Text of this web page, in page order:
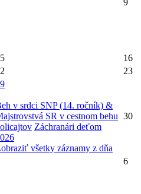
9
16
23
v srdci SNP (14. ročník) &
SR v cestnom behu
Záchranári deťom
všetky záznamy z dňa
30
6